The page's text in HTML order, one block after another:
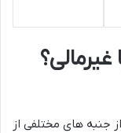
جنبه های مختلفی از